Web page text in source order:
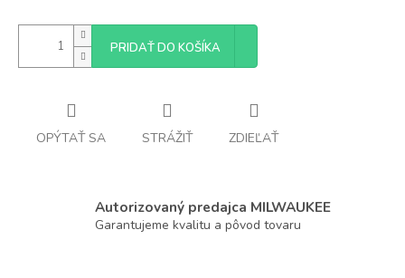
PRIDAŤ DO KOŠÍKA
OPÝTAŤ SA STRÁŽIŤ ZDIEĽAŤ
Autorizovaný predajca MILWAUKEE
Garantujeme kvalitu a pôvod tovaru